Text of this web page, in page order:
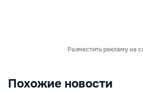
Разместить рекламу на
Похожие новости